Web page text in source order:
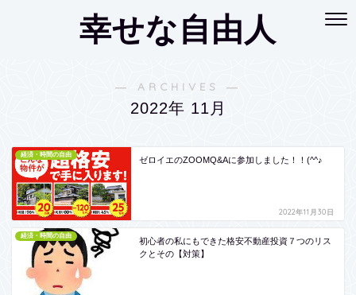
幸せな自由人
― ARCHIVES ―
2022年 11月
経済・時間の自由
ゼロイエのZOOMQ&Aに参加しました！！(^^♪
2022年11月30日
経済・時間の自由
初心者の私にもできた格安不動産投資７つのリス
クとその【対策】